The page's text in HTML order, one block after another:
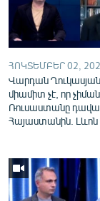
English
Русский
ՀԵՏԵՎԵՔ ՄԵԶ
ՀՈԿՏԵՄԲԵՐ 02,
Վարդան
միամիտ չէ, որ
Ռուսաստանը
Հայաստանին. Լևոն